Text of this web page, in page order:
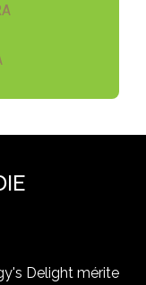
Delight mérite